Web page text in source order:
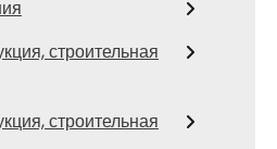
строительная
строительная